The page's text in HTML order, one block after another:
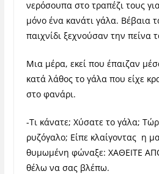
νερόσουπα στο τραπέζι τους
μόνο ένα κανάτι γάλα. Βέβαια
παιχνίδι ξεχνούσαν την πείνα
Μια μέρα, εκεί που έπαιζαν
κατά λάθος το γάλα που είχε
στο φανάρι.
-Τι κάνατε; Χύσατε το γάλα;
ρυζόγαλο; Είπε κλαίγοντας η
θυμωμένη φώναξε: ΧΑΘΕΙΤΕ
θέλω να σας βλέπω.